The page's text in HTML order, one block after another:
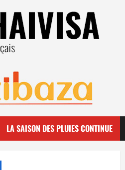
LA SAISON DES PLUIES CONTINUE